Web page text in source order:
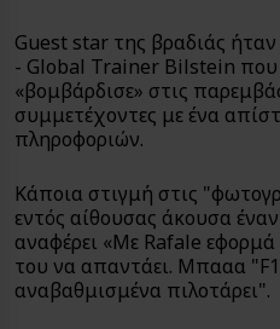
Guest star της βραδιάς
- Global Trainer Bilstein
«βομβάρδισε» στις
συμμετέχοντες με ένα
πληροφοριών.
Κάποια στιγμή στις
εντός αίθουσας άκουσα
αναφέρει «Mε Rafale
του να απαντάει. Μπααα
αναβαθμισμένα πιλοτάρει".